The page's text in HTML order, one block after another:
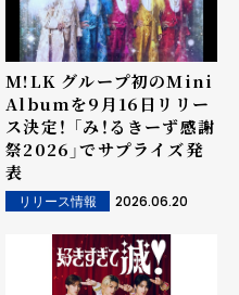
M!LK グループ初のMini
Albumを9月16日リリー
ス決定！ 「み！るきーず感謝
祭2026」でサプライズ発
表
リリース情報 2026.06.20